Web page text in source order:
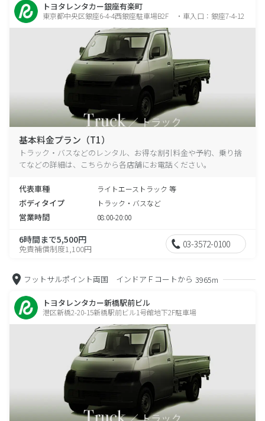
トヨタレンタカー銀座有楽町
東京都中央区銀座6-4-4西銀座駐車場B2F ・車入口：銀座7-4-12
基本料金プラン（T1）
トラック・バスなどのレンタル、お得な割引料金や予約、乗り捨
てなどの詳細は、こちらから各店舗にお電話ください。
代表車種 ライトエーストラック 等
ボディタイプ トラック・バスなど
営業時間 08:00-20:00
6時間まで5,500円
免責補償制度1,100円 03-3572-0100
フットサルポイント両国 インドアＦコートから 3965m
トヨタレンタカー新橋駅前ビル
港区新橋2-20-15新橋駅前ビル1号館地下2F駐車場